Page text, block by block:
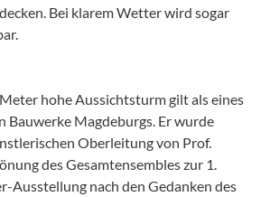
Bei klarem Wetter wird sogar
hohe Aussichtsturm gilt als eines
Bauwerke Magdeburgs. Er wurde
Oberleitung von Prof.
des Gesamtensembles zur 1.
Ausstellung nach den Gedanken des